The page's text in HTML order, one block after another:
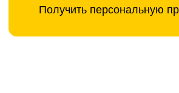
риск проблем с налоговой.